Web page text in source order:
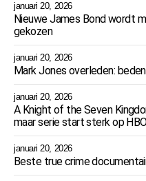
januari 20, 2026
Nieuwe James Bond wordt
gekozen
januari 20, 2026
Mark Jones overleden:
januari 20, 2026
A Knight of the Seven
maar serie start sterk op
januari 20, 2026
Beste true crime